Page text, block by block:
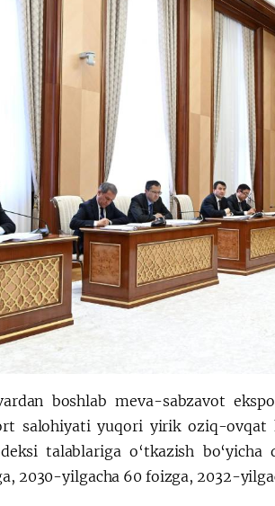
boshlab meva-sabzavot
salohiyati yuqori yirik oziq-
talablariga o‘tkazish
2030-yilgacha 60 foizga, 2032-